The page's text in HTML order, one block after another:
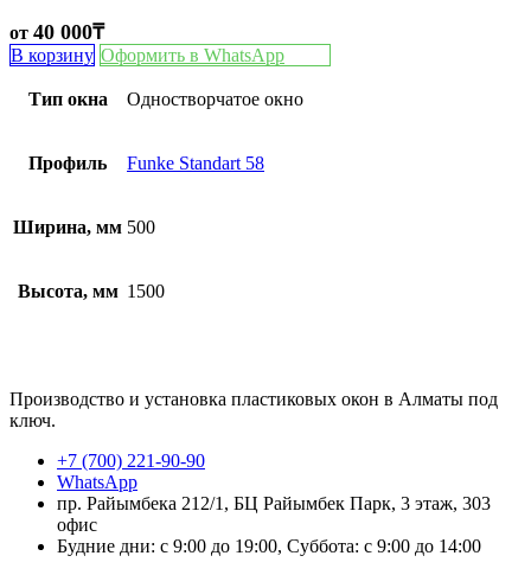
от 40 000₸
В корзину Оформить в WhatsApp
Тип окна Одностворчатое окно
Профиль Funke Standart 58
Ширина, мм 500
Высота, мм 1500
Производство и установка пластиковых окон в Алматы под
ключ.
+7 (700) 221-90-90
WhatsApp
пр. Райымбека 212/1, БЦ Райымбек Парк, 3 этаж, 303
офис
Будние дни: с 9:00 до 19:00, Суббота: с 9:00 до 14:00